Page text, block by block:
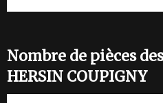
Nombre de pièces
HERSIN COUPIGNY